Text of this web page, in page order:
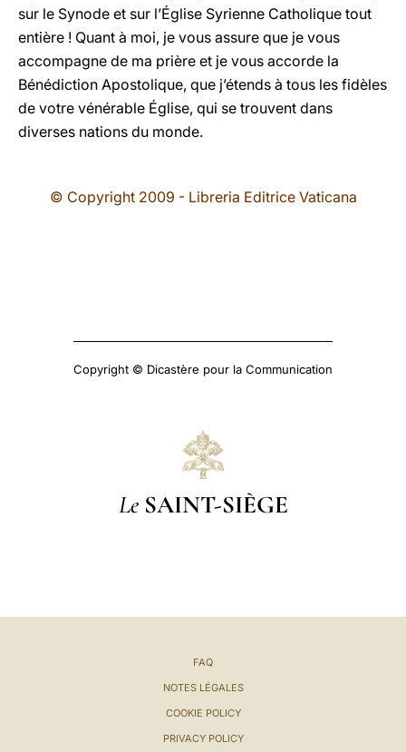
sur le Synode et sur l’Église Syrienne Catholique tout
entière ! Quant à moi, je vous assure que je vous
accompagne de ma prière et je vous accorde la
Bénédiction Apostolique, que j’étends à tous les fidèles
de votre vénérable Église, qui se trouvent dans
diverses nations du monde.
© Copyright 2009 - Libreria Editrice Vaticana
Copyright © Dicastère pour la Communication
Le SAINT-SIÈGE
FAQ
NOTES LÉGALES
COOKIE POLICY
PRIVACY POLICY